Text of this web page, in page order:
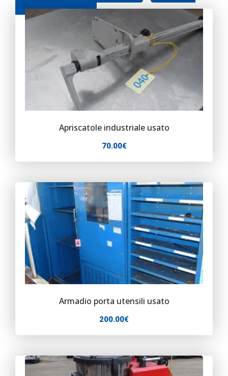
Contatti
Apriscatole industriale usato
70.00€
Armadio porta utensili usato
200.00€